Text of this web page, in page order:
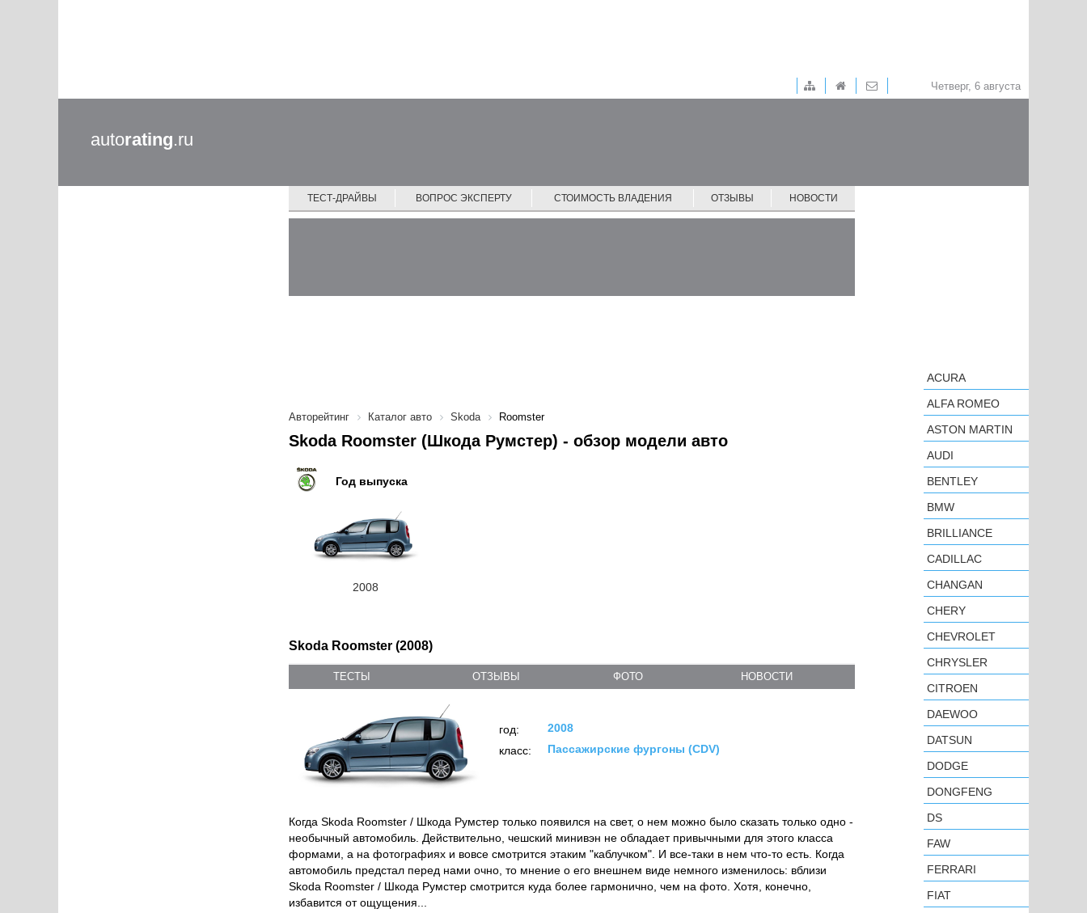
Четверг, 6 августа
autorating.ru
ТЕСТ-ДРАЙВЫ ВОПРОС ЭКСПЕРТУ СТОИМОСТЬ ВЛАДЕНИЯ ОТЗЫВЫ НОВОСТИ
Авторейтинг Каталог авто Skoda Roomster
Skoda Roomster (Шкода Румстер) - обзор модели авто
Год выпуска
2008
Skoda Roomster (2008)
ТЕСТЫ ОТЗЫВЫ ФОТО НОВОСТИ
год:
2008
класс:
Пассажирские фургоны (CDV)
Когда Skoda Roomster / Шкода Румстер только появился на свет, о нем можно было сказать только одно -
необычный автомобиль. Действительно, чешский минивэн не обладает привычными для этого класса
формами, а на фотографиях и вовсе смотрится этаким "каблучком". И все-таки в нем что-то есть. Когда
автомобиль предстал перед нами очно, то мнение о его внешнем виде немного изменилось: вблизи
Skoda Roomster / Шкода Румстер смотрится куда более гармонично, чем на фото. Хотя, конечно,
избавится от ощущения...
ACURA
ALFA ROMEO
ASTON MARTIN
AUDI
BENTLEY
BMW
BRILLIANCE
CADILLAC
CHANGAN
CHERY
CHEVROLET
CHRYSLER
CITROEN
DAEWOO
DATSUN
DODGE
DONGFENG
DS
FAW
FERRARI
FIAT